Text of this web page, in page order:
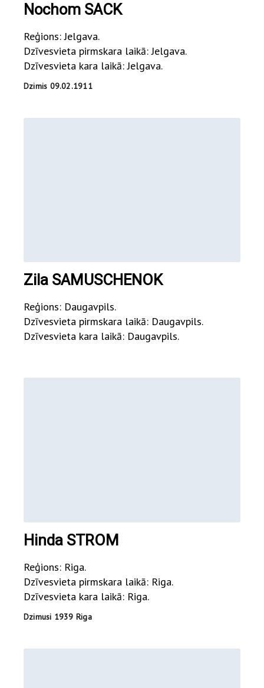
Nochom SACK
Reģions: Jelgava.
Dzīvesvieta pirmskara laikā: Jelgava.
Dzīvesvieta kara laikā: Jelgava.
Dzimis 09.02.1911
Zila SAMUSCHENOK
Reģions: Daugavpils.
Dzīvesvieta pirmskara laikā: Daugavpils.
Dzīvesvieta kara laikā: Daugavpils.
Hinda STROM
Reģions: Riga.
Dzīvesvieta pirmskara laikā: Riga.
Dzīvesvieta kara laikā: Riga.
Dzimusi 1939 Riga